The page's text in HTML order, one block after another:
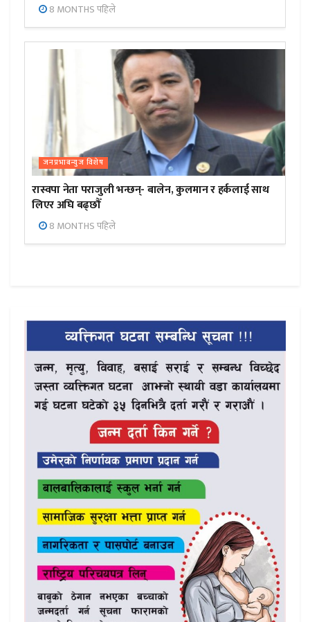
8 MONTHS पहिले
जनप्रभाबन्युज विशेष
रास्वपा नेता पराजुली भन्छन्- बालेन, कुलमान र हर्कलाई साथ
लिएर अघि बढ्छौँ
8 MONTHS पहिले